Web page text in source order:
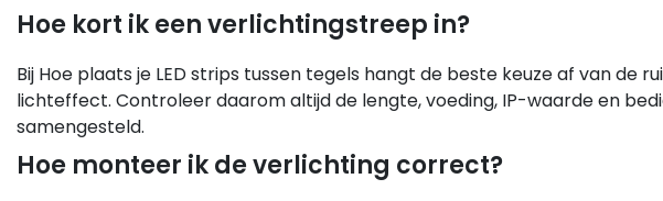
Hoe kort ik een verlichtingstreep in?
Bij Hoe plaats je LED strips tussen tegels hangt de beste keuze af van de
lichteffect. Controleer daarom altijd de lengte, voeding, IP-waarde en
samengesteld.
Hoe monteer ik de verlichting correct?